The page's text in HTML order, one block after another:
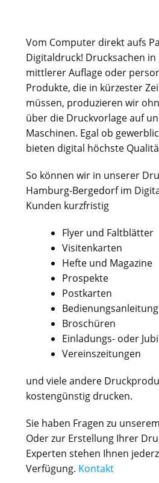
Vom Computer direkt aufs
Digitaldruck! Drucksachen
mittlerer Auflage oder
Produkte, die in kürzester
müssen, produzieren wir
über die Druckvorlage auf
Maschinen. Egal ob
bieten digital höchste
So können wir in unserer
Hamburg-Bergedorf im
Kunden kurzfristig
Flyer und Faltblätter
Visitenkarten
Hefte und Magazine
Prospekte
Postkarten
Broschüren
Einladungs- oder
Vereinszeitungen
und viele andere
kostengünstig drucken.
Sie haben Fragen zu unserem
Oder zur Erstellung Ihrer
Experten stehen Ihnen
Verfügung. Kontakt